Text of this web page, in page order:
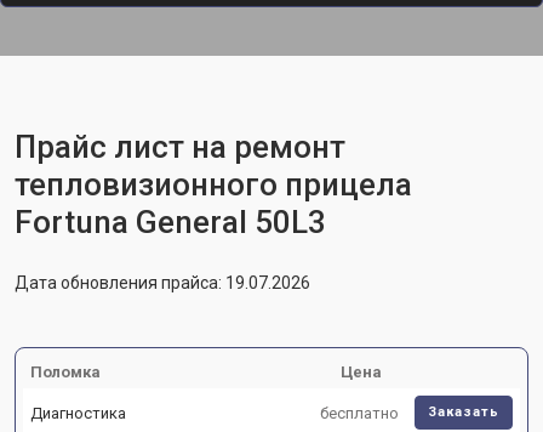
Прайс лист на ремонт
тепловизионного прицела
Fortuna General 50L3
Дата обновления прайса: 19.07.2026
Поломка Цена
Диагностика бесплатно Заказать